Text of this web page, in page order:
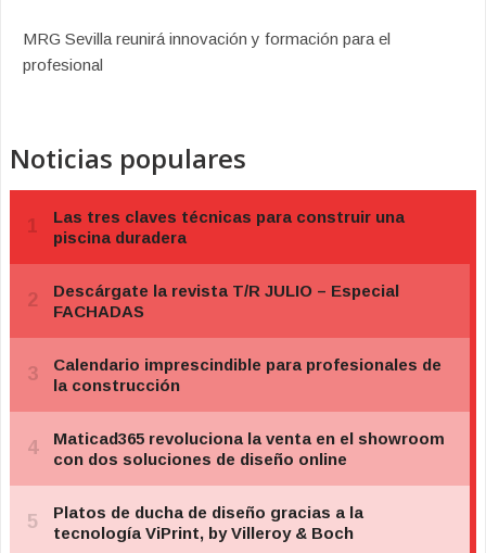
MRG Sevilla reunirá innovación y formación para el
profesional
Noticias populares